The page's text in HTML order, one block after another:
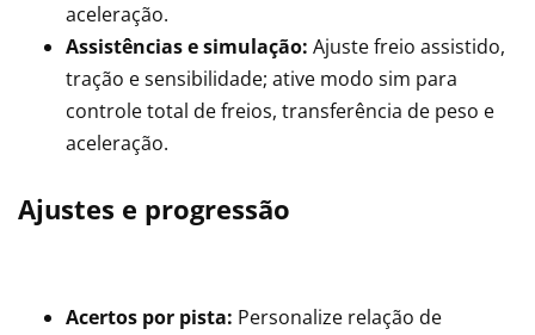
aceleração.
Assistências e simulação: Ajuste freio assistido,
tração e sensibilidade; ative modo sim para
controle total de freios, transferência de peso e
aceleração.
Ajustes e progressão
Acertos por pista: Personalize relação de